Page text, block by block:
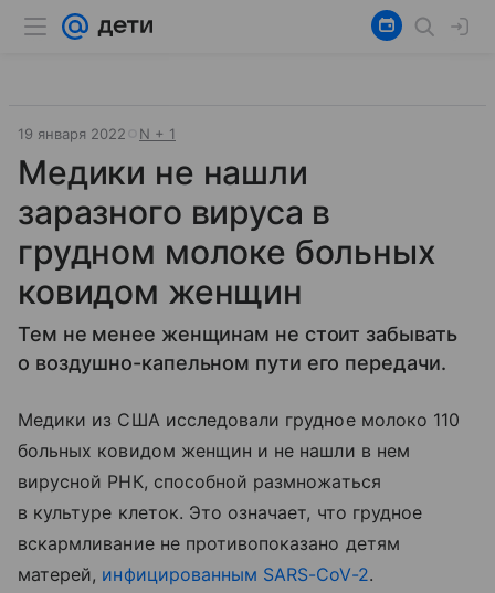
19 января 2022 N + 1
Медики не нашли
заразного вируса в
грудном молоке больных
ковидом женщин
Тем не менее женщинам не стоит забывать
о воздушно-капельном пути его передачи.
Медики из США исследовали грудное молоко 110
больных ковидом женщин и не нашли в нем
вирусной РНК, способной размножаться
в культуре клеток. Это означает, что грудное
вскармливание не противопоказано детям
матерей, инфицированным SARS-CoV-2.